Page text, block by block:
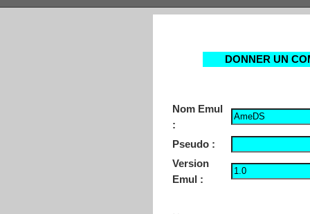
DONNER UN
Nom Emul
:
Pseudo :
Version
Emul :